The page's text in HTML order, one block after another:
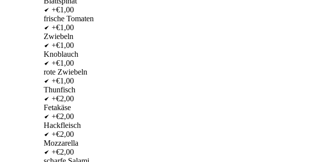
+€1,00
frische Tomaten
+€1,00
Zwiebeln
+€1,00
Knoblauch
+€1,00
rote Zwiebeln
+€1,00
Thunfisch
+€2,00
Fetakäse
+€2,00
Hackfleisch
+€2,00
Mozzarella
+€2,00